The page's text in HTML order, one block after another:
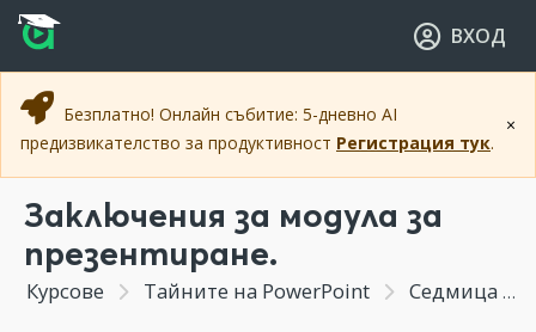
Прескочи към основното съдържание
Прескочи към навигацията
ВХОД
×
Безплатно! Онлайн събитие: 5-дневно AI
предизвикателство за продуктивност Регистрация тук.
Заключения за модула за
презентиране.
Курсове Тайните на PowerPoint Седмица 8 - Подготовка за убедително презентиране. Решения на техническите проблеми.